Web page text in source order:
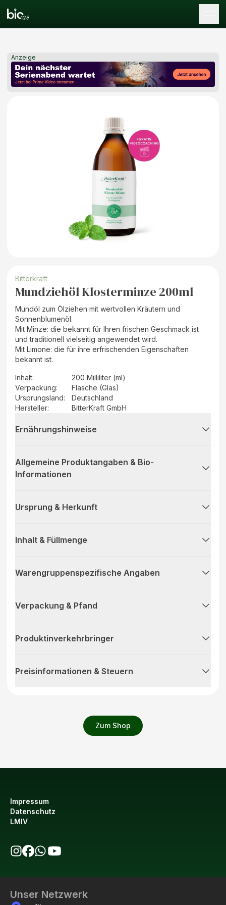
Anzeige
Zum Shop
Bitterkraft
Mundziehöl Klosterminze 200ml
Mundöl zum Ölziehen mit wertvollen Kräutern und
Sonnenblumenöl.
Mit Minze: die bekannt für Ihren frischen Geschmack ist
und traditionell vielseitig angewendet wird.
Mit Limone: die für ihre erfrischenden Eigenschaften
bekannt ist.
Inhalt:
200 Milliliter (ml)
Verpackung:
Flasche (Glas)
Ursprungsland:
Deutschland
Hersteller: BitterKraft GmbH
Ernährungshinweise
Allgemeine Produktangaben & Bio-
Informationen
Ursprung & Herkunft
Inhalt & Füllmenge
Warengruppenspezifische Angaben
Verpackung & Pfand
Produktinverkehrbringer
Preisinformationen & Steuern
Impressum
Datenschutz
LMIV
Unser Netzwerk